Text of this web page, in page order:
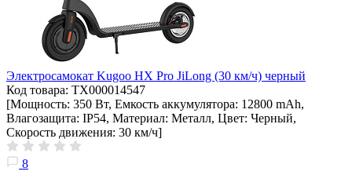
Электросамокат Kugoo HX Pro JiLong (30 км/ч) черный
Код товара: ТХ000014547
[Мощность: 350 Вт, Емкость аккумулятора: 12800 mAh,
Влагозащита: IP54, Материал: Металл, Цвет: Черный,
Скорость движения: 30 км/ч]
8